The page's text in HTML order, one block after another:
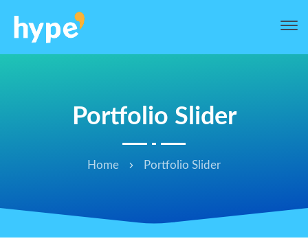
Portfolio Slider
Home Portfolio Slider